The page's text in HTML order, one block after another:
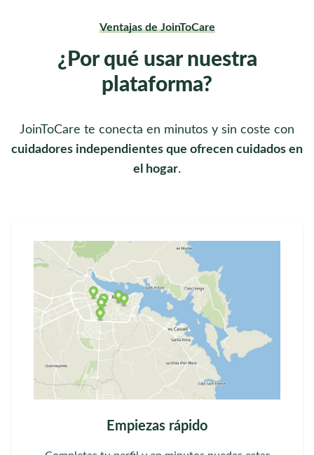
Ventajas de JoinToCare
¿Por qué usar nuestra
plataforma?
JoinToCare te conecta en minutos y sin coste con
cuidadores independientes que ofrecen cuidados en
el hogar.
Empiezas rápido